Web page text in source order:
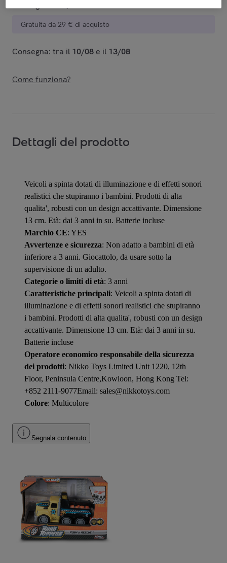
Gratuita da 29 € di acquisto
Consegna: tra il 10/08 e il 13/08
Come funziona?
Dettagli del prodotto
Veicoli a spinta dotati di illuminazione e di effetti sonori
realistici che stupiranno i bambini. Prodotti di alta
qualita', robusti con un design accattivante. Dimensione
13 cm. Età: dai 3 anni in su. Batterie incluse
Marchio CE: YES
Avvertenze e sicurezza: Non adatto a bambini di età
inferiore a 3 anni. Giocattolo, da usare sotto la
supervisione di un adulto.
Categorie o limiti di età: 3 anni
Caratteristiche principali: Veicoli a spinta dotati di
illuminazione e di effetti sonori realistici che stupiranno
i bambini. Prodotti di alta qualita', robusti con un design
accattivante. Dimensione 13 cm. Età: dai 3 anni in su.
Batterie incluse
Operatore economico responsabile della sicurezza
dei prodotti: Nikko Toys Limited Unit 1220, 12th
Floor, Peninsula Centre,Kowloon, Hong Kong Tel:
+852 2111-9077Email: sales@nikkotoys.com
Colore: Multicolore
Segnala contenuto